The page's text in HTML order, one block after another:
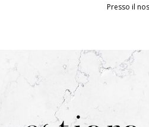
Presso il